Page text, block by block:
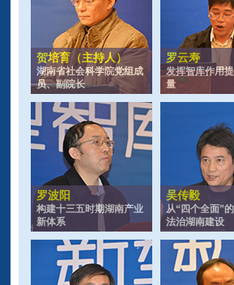
贺培育（主持人）
湖南省社会科学院党组成
员、副院长
罗云寿
发挥智库作用
量
罗波阳
构建十三五时期湖南产业
新体系
吴传毅
从“四个全面”
法治湖南建设